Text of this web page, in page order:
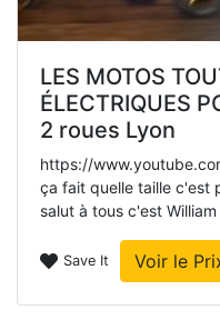
LES MOTOS
ÉLECTRIQUES
2 roues Lyon
https://
ça fait quelle taille c'est
salut à tous c'est
Save It Voir le